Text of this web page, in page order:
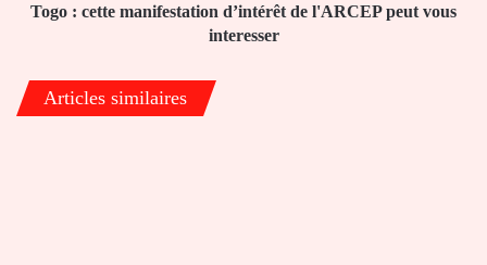
interesser
Togo : cette manifestation d’intérêt de l'ARCEP peut vous
interesser
Articles similaires